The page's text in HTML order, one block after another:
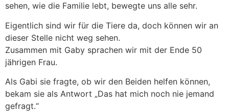
sehen, wie die Familie lebt, bewegte uns alle sehr.
Eigentlich sind wir für die Tiere da, doch können wir an
dieser Stelle nicht weg sehen.
Zusammen mit Gaby sprachen wir mit der Ende 50
jährigen Frau.
Als Gabi sie fragte, ob wir den Beiden helfen können,
bekam sie als Antwort „Das hat mich noch nie jemand
gefragt.“